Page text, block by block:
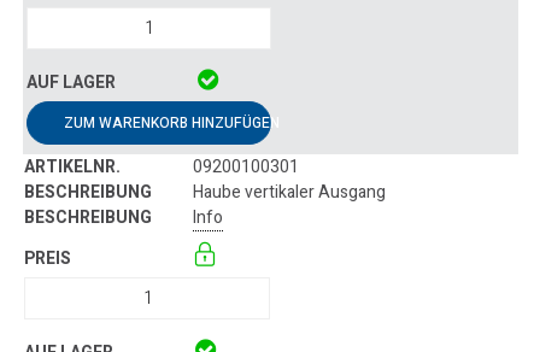
ZUM WARENKORB HINZUFÜGEN
09200100301
Haube vertikaler Ausgang
Info